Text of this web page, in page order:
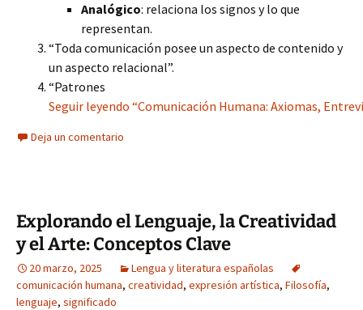
Analógico: relaciona los signos y lo que
representan.
“Toda comunicación posee un aspecto de contenido y
un aspecto relacional”.
“Patrones
Seguir leyendo “Comunicación Humana: Axiomas,
Deja un comentario
Explorando el Lenguaje, la Creatividad
y el Arte: Conceptos Clave
20 marzo, 2025
Lengua y literatura españolas
comunicación humana, creatividad, expresión artística, Filosofía,
lenguaje, significado